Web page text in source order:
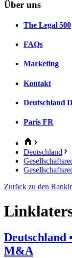
Über uns
The Legal 500
FAQs
Marketing
Kontakt
Deutschland
Paris FR
Deutschland
Zurück zu den
Deutschland
M&A